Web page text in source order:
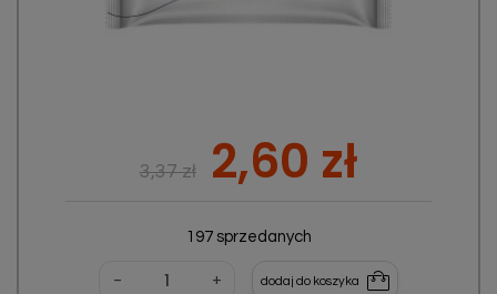
3,37 zł 2,60 zł
197 sprzedanych
- + dodaj do koszyka